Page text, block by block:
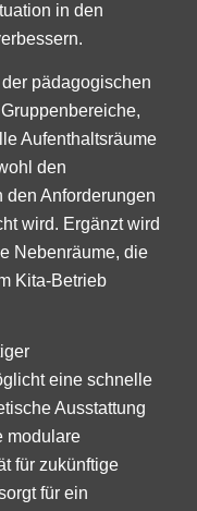
in den
pädagogischen
Aufenthaltsräume
den
den Anforderungen
wird. Ergänzt wird
Nebenräume, die
Kita-Betrieb
eine schnelle
Ausstattung
modulare
für zukünftige
für ein